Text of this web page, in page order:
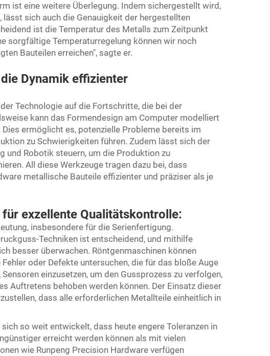
ist eine weitere Überlegung. Indem sichergestellt wird,
sich auch die Genauigkeit der hergestellten
ist die Temperatur des Metalls zum Zeitpunkt
sorgfältige Temperaturregelung können wir noch
Bauteilen erreichen", sagte er.
Dynamik effizienter
Technologie auf die Fortschritte, die bei der
kann das Formendesign am Computer modelliert
ermöglicht es, potenzielle Probleme bereits im
zu Schwierigkeiten führen. Zudem lässt sich der
und Robotik steuern, um die Produktion zu
All diese Werkzeuge tragen dazu bei, dass
metallische Bauteile effizienter und präziser als je
exzellente Qualitätskontrolle:
insbesondere für die Serienfertigung.
Techniken ist entscheidend, und mithilfe
besser überwachen. Röntgenmaschinen können
oder Defekte untersuchen, die für das bloße Auge
einzusetzen, um den Gussprozess zu verfolgen,
Auftretens behoben werden können. Der Einsatz dieser
dass alle erforderlichen Metallteile einheitlich in
so weit entwickelt, dass heute engere Toleranzen in
erreicht werden können als mit vielen
wie Runpeng Precision Hardware verfügen